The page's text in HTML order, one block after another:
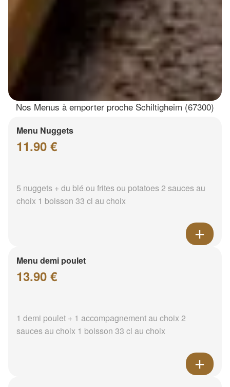
Nos Menus à emporter proche Schiltigheim (67300)
Menu Nuggets
11.90 €
5 nuggets + du blé ou frites ou potatoes 2 sauces au
choix 1 boisson 33 cl au choix
Menu demi poulet
13.90 €
1 demi poulet + 1 accompagnement au choix 2
sauces au choix 1 boisson 33 cl au choix